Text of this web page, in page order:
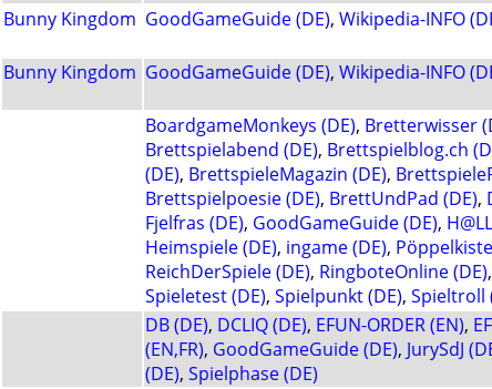
Bunny Kingdom GoodGameGuide (DE), Wikipedia-INFO
Bunny Kingdom GoodGameGuide (DE), Wikipedia-INFO
BoardgameMonkeys (DE), Bretterwisser
Brettspielabend (DE), Brettspielblog.ch
(DE), BrettspieleMagazin (DE),
Brettspielpoesie (DE), BrettUndPad (DE),
Fjelfras (DE), GoodGameGuide (DE),
Heimspiele (DE), ingame (DE),
ReichDerSpiele (DE), RingboteOnline (DE),
Spieletest (DE), Spielpunkt (DE), Spieltroll
DB (DE), DCLIQ (DE), EFUN-ORDER (EN),
(EN,FR), GoodGameGuide (DE), JurySdJ
(DE), Spielphase (DE)